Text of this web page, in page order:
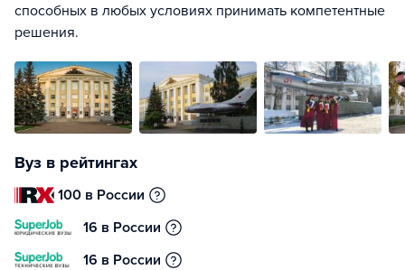
способных в любых условиях принимать компетентные
решения.
Вуз в рейтингах
100 в России
16 в России
16 в России